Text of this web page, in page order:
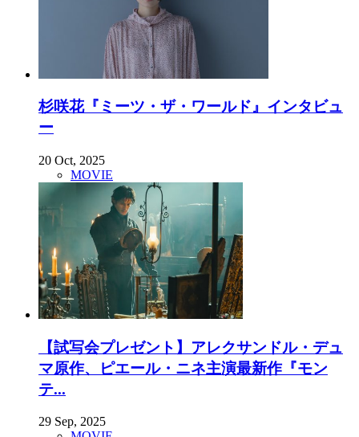
杉咲花『ミーツ・ザ・ワールド』インタビュ
ー
20 Oct, 2025
MOVIE
【試写会プレゼント】アレクサンドル・デュ
マ原作、ピエール・ニネ主演最新作『モン
テ...
29 Sep, 2025